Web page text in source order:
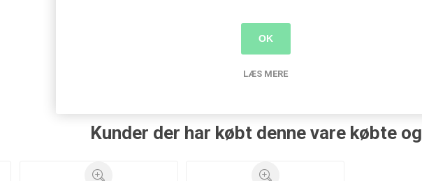
Produkt tags
transfers (189)
Kunder der har købt denne vare købte
OK
LÆS MERE